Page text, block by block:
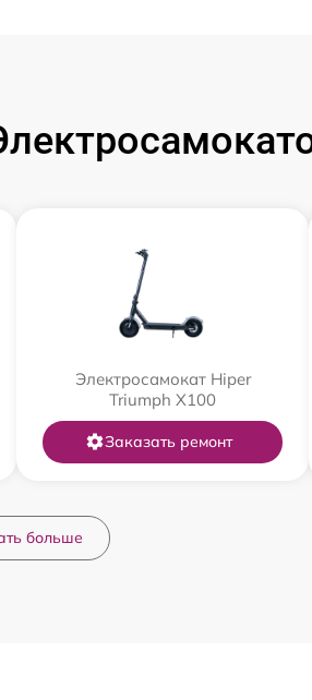
Электросамокат Hiper
Triumph X100
Заказать ремонт
больше